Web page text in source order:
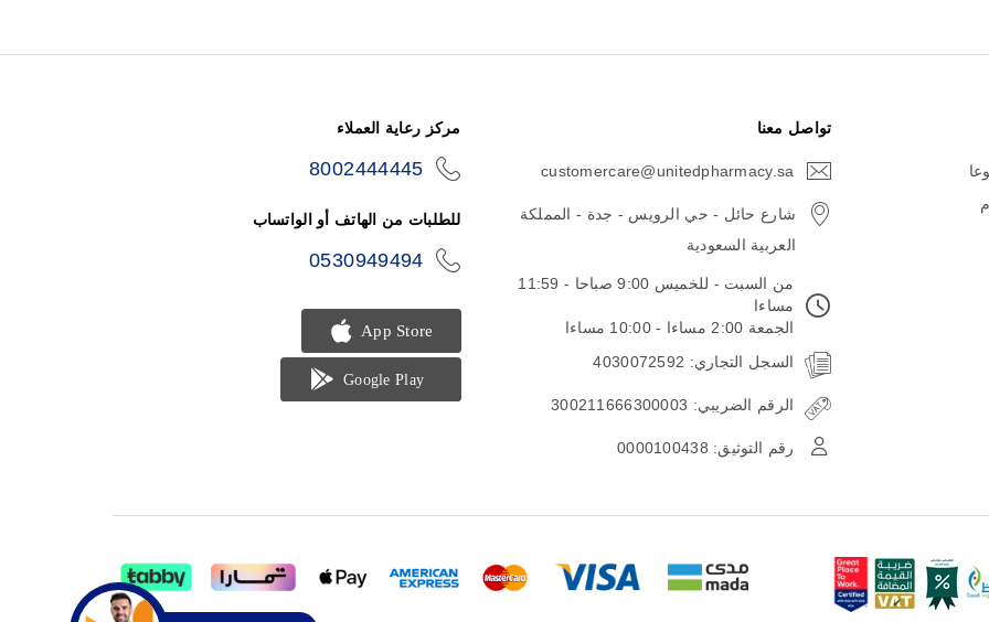
تواصل معنا
customercare@unitedpharmacy.sa
شارع حائل - حي الرويس - جدة - المملكة
العربية السعودية
من السبت - للخميس 9:00 صباحا - 11:59
مساءا
الجمعة 2:00 مساءا - 10:00 مساءا
السجل التجاري: 4030072592
الرقم الضريبي: 300211666300003
رقم التوثيق: 0000100438
مركز رعاية العملاء
8002444445
للطلبات من الهاتف أو الواتساب
0530949494